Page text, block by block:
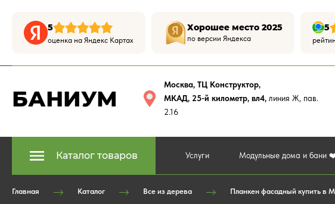
5
оценка на Яндекс Картах
Хорошее место 2025
по версии Яндекса
5
БАНИУМ
Москва, ТЦ Конструктор,
МКАД, 25-й километр, вл4, линия Ж, пав.
2.16
Каталог товаров Услуги Модульные дома и бани
Главная Каталог Все из дерева Планкен фасадный купить в